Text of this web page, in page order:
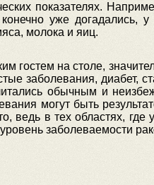
показателях.
уже догадались,
молока и яиц.
гостем на столе,
заболевания, диабет,
обычным и
могут быть
ведь в тех областях,
заболеваемости